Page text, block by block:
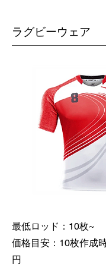
​ラグビーウェア
最低ロッド：10枚~
価格目安：10枚作成
円